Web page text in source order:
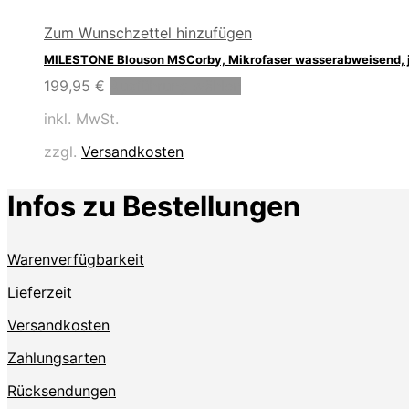
Zum Wunschzettel hinzufügen
MILESTONE Blouson MSCorby, Mikrofaser wasserabweisend,
199,95 €
Optionen
inkl. MwSt.
zzgl. Versandkosten
Infos zu Bestellungen
Warenverfügbarkeit
Lieferzeit
Versandkosten
Zahlungsarten
Rücksendungen